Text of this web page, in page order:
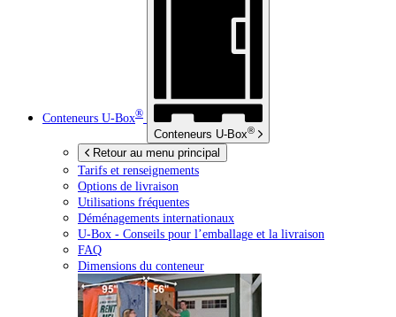
Conteneurs U-Box®
Conteneurs U-Box®
Retour au menu principal
Tarifs et renseignements
Options de livraison
Utilisations fréquentes
Déménagements internationaux
U-Box - Conseils pour l’emballage et la livraison
FAQ
Dimensions du conteneur